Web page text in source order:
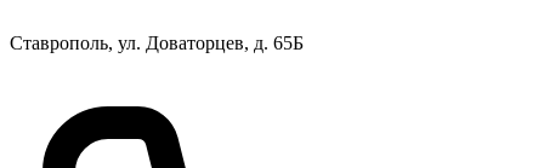
Ставрополь, ул. Доваторцев, д. 65Б